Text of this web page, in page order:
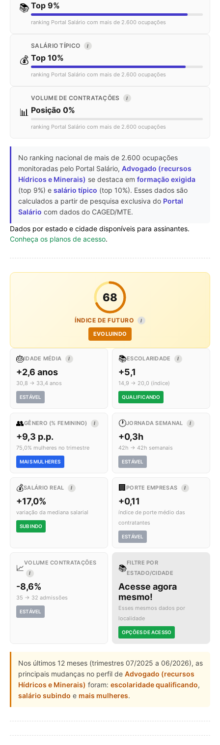
📚 Top 9%
ranking Portal Salário com mais de 2.600 ocupações
💰
SALÁRIO TÍPICO I
Top 10%
ranking Portal Salário com mais de 2.600 ocupações
📊
VOLUME DE CONTRATAÇÕES I
Posição 0%
ranking Portal Salário com mais de 2.600 ocupações
No ranking nacional de mais de 2.600 ocupações
monitoradas pelo Portal Salário, Advogado (recursos
Hídricos e Minerais) se destaca em formação exigida
(top 9%) e salário típico (top 10%). Esses dados são
calculados a partir de pesquisa exclusiva do Portal
Salário com dados do CAGED/MTE.
Dados por estado e cidade disponíveis para assinantes.
Conheça os planos de acesso.
68
ÍNDICE DE FUTURO I
EVOLUINDO
🎂IDADE MÉDIA I
+2,6 anos
30,8 → 33,4 anos
ESTÁVEL
📚ESCOLARIDADE I
+5,1
14,9 → 20,0 (índice)
QUALIFICANDO
👥GÊNERO (% FEMININO) I
+9,3 p.p.
75,0% mulheres no trimestre
MAIS MULHERES
🕐JORNADA SEMANAL I
+0,3h
42h → 42h semanais
ESTÁVEL
💰SALÁRIO REAL I
+17,0%
variação da mediana salarial
SUBINDO
🏢 PORTE EMPRESAS I
+0,11
índice de porte médio das
contratantes
ESTÁVEL
📈
VOLUME CONTRATAÇÕES
I
-8,6%
35 → 32 admissões
ESTÁVEL
📚
FILTRE POR
ESTADO/CIDADE
Acesse agora
mesmo!
Esses mesmos dados por
localidade
OPÇÕES DE ACESSO
Nos últimos 12 meses (trimestres 07/2025 a 06/2026), as
principais mudanças no perfil de Advogado (recursos
Hídricos e Minerais) foram: escolaridade qualificando,
salário subindo e mais mulheres.